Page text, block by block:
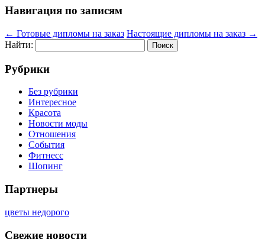
Навигация по записям
← Готовые дипломы на заказ Настоящие дипломы на заказ →
Найти:
Рубрики
Без рубрики
Интересное
Красота
Новости моды
Отношения
События
Фитнесс
Шопинг
Партнеры
цветы недорого
Свежие новости